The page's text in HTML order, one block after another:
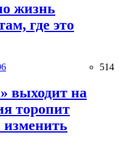
жизнь
где это
514
выходит на
торопит
изменить